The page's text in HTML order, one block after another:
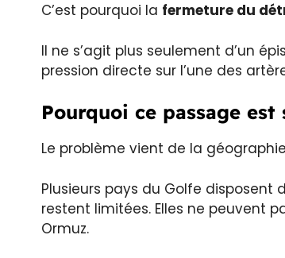
C’est pourquoi la fermeture du
Il ne s’agit plus seulement d’un
pression directe sur l’une des
Pourquoi ce passage
Le problème vient de la
Plusieurs pays du Golfe disposent
restent limitées. Elles ne peuvent
Ormuz.